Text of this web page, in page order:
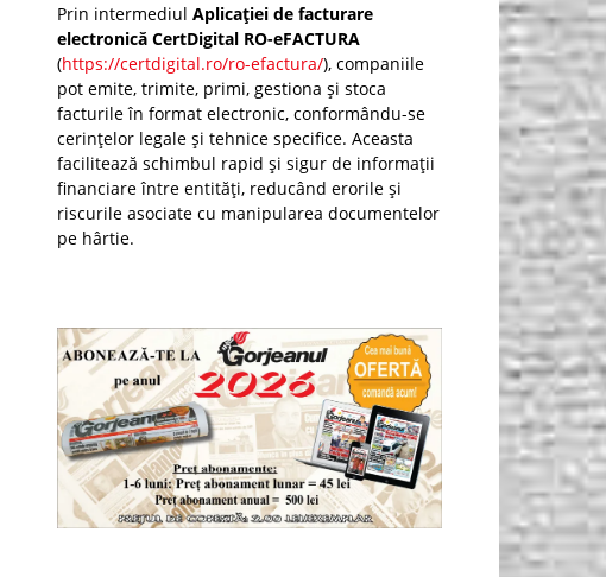
Prin intermediul Aplicației de facturare
electronică CertDigital RO-eFACTURA
(https://certdigital.ro/ro-efactura/), companiile
pot emite, trimite, primi, gestiona și stoca
facturile în format electronic, conformându-se
cerințelor legale și tehnice specifice. Aceasta
facilitează schimbul rapid și sigur de informații
financiare între entități, reducând erorile și
riscurile asociate cu manipularea documentelor
pe hârtie.